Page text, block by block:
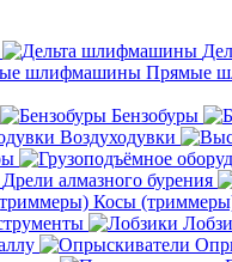
Прямые
Бензобуры
Воздуходувки
Дрели алмазного бурения
Косы